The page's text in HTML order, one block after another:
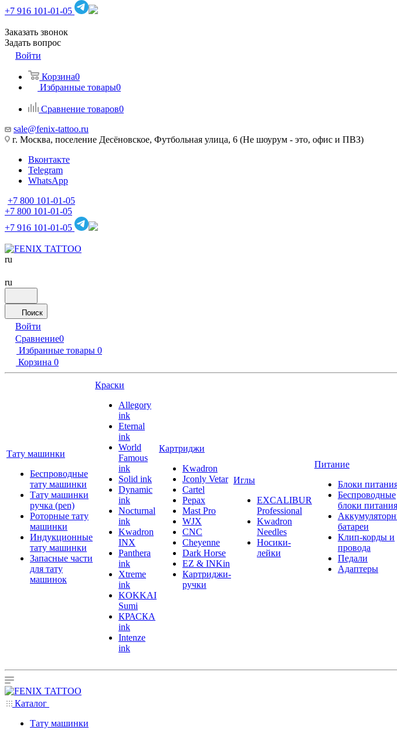
+7 916 101-01-05
Заказать звонок
Задать вопрос
Войти
Корзина0
Избранные товары0
Сравнение товаров0
sale@fenix-tattoo.ru
г. Москва, поселение Десёновское, Футбольная улица, 6 (Не шоурум - это, офис и ПВЗ)
Вконтакте
Telegram
WhatsApp
+7 800 101-01-05
+7 800 101-01-05
+7 916 101-01-05
ru
ru
Поиск
Войти
Сравнение0
Избранные товары 0
Корзина 0
Тату машинки
Беспроводные
тату машинки
Тату машинки
ручка (pen)
Роторные тату
машинки
Индукционные
тату машинки
Запасные части
для тату
машинок
Краски
Allegory
ink
Eternal
ink
World
Famous
ink
Solid ink
Dynamic
ink
Nocturnal
ink
Kwadron
INX
Panthera
ink
Xtreme
ink
KOKKAI
Sumi
КРАСКА
ink
Intenze
ink
Картриджи
Kwadron
Jconly Vetar
Cartel
Pepax
Mast Pro
WJX
CNC
Cheyenne
Dark Horse
EZ & INKin
Картриджи-
ручки
Иглы
EXCALIBUR
Professional
Kwadron
Needles
Носики-
лейки
Питание
Блоки
Беспроводные
блоки питания
батареи
Клип-корды и
провода
Педали
Адаптеры
Каталог
Тату машинки